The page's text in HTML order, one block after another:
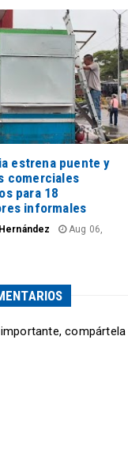
estrena puente y
comerciales
para 18
informales
Aug 06,